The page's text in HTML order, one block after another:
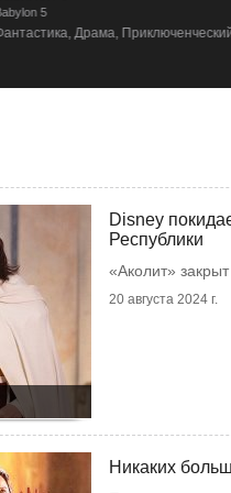
5
Драма,
Disney
Республики
«Аколит»
20 августа 2024 г.
Никаких